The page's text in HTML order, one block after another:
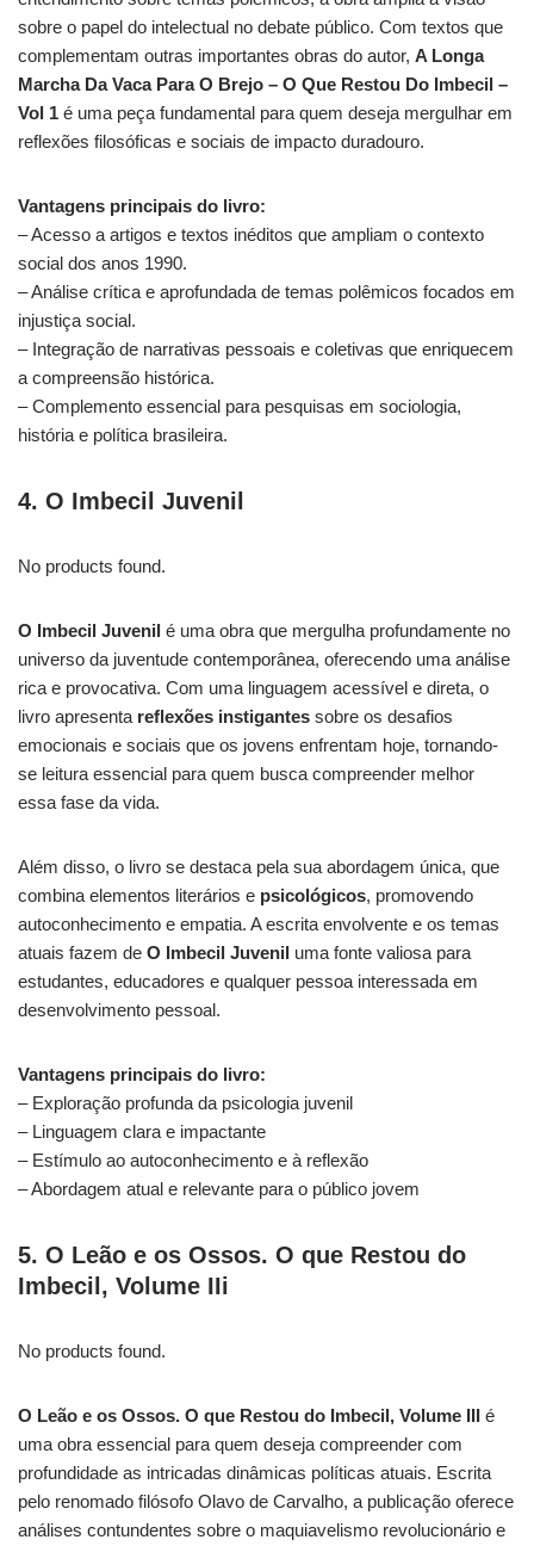
sobre o papel do intelectual no debate público. Com textos que
complementam outras importantes obras do autor, A Longa
Marcha Da Vaca Para O Brejo – O Que Restou Do Imbecil –
Vol 1 é uma peça fundamental para quem deseja mergulhar em
reflexões filosóficas e sociais de impacto duradouro.
Vantagens principais do livro:
– Acesso a artigos e textos inéditos que ampliam o contexto
social dos anos 1990.
– Análise crítica e aprofundada de temas polêmicos focados em
injustiça social.
– Integração de narrativas pessoais e coletivas que enriquecem
a compreensão histórica.
– Complemento essencial para pesquisas em sociologia,
história e política brasileira.
4. O Imbecil Juvenil
No products found.
O Imbecil Juvenil é uma obra que mergulha profundamente no
universo da juventude contemporânea, oferecendo uma análise
rica e provocativa. Com uma linguagem acessível e direta, o
livro apresenta reflexões instigantes sobre os desafios
emocionais e sociais que os jovens enfrentam hoje, tornando-
se leitura essencial para quem busca compreender melhor
essa fase da vida.
Além disso, o livro se destaca pela sua abordagem única, que
combina elementos literários e psicológicos, promovendo
autoconhecimento e empatia. A escrita envolvente e os temas
atuais fazem de O Imbecil Juvenil uma fonte valiosa para
estudantes, educadores e qualquer pessoa interessada em
desenvolvimento pessoal.
Vantagens principais do livro:
– Exploração profunda da psicologia juvenil
– Linguagem clara e impactante
– Estímulo ao autoconhecimento e à reflexão
– Abordagem atual e relevante para o público jovem
5. O Leão e os Ossos. O que Restou do
Imbecil, Volume IIi
No products found.
O Leão e os Ossos. O que Restou do Imbecil, Volume III é
uma obra essencial para quem deseja compreender com
profundidade as intricadas dinâmicas políticas atuais. Escrita
pelo renomado filósofo Olavo de Carvalho, a publicação oferece
análises contundentes sobre o maquiavelismo revolucionário e